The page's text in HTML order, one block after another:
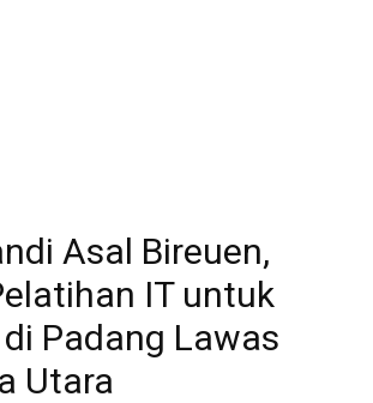
Asal Bireuen,
IT untuk
Padang Lawas
Utara